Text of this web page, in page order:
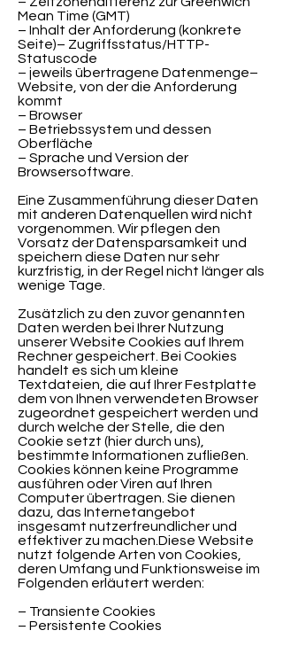
Mean Time (GMT)
– Inhalt der Anforderung (konkrete
Seite)– Zugriffsstatus/HTTP-
Statuscode
– jeweils übertragene Datenmenge–
Website, von der die Anforderung
kommt
– Browser
– Betriebssystem und dessen
Oberfläche
– Sprache und Version der
Browsersoftware.
Eine Zusammenführung dieser Daten
mit anderen Datenquellen wird nicht
vorgenommen. Wir pflegen den
Vorsatz der Datensparsamkeit und
speichern diese Daten nur sehr
kurzfristig, in der Regel nicht länger als
wenige Tage.
Zusätzlich zu den zuvor genannten
Daten werden bei Ihrer Nutzung
unserer Website Cookies auf Ihrem
Rechner gespeichert. Bei Cookies
handelt es sich um kleine
Textdateien, die auf Ihrer Festplatte
dem von Ihnen verwendeten Browser
zugeordnet gespeichert werden und
durch welche der Stelle, die den
Cookie setzt (hier durch uns),
bestimmte Informationen zufließen.
Cookies können keine Programme
ausführen oder Viren auf Ihren
Computer übertragen. Sie dienen
dazu, das Internetangebot
insgesamt nutzerfreundlicher und
effektiver zu machen.Diese Website
nutzt folgende Arten von Cookies,
deren Umfang und Funktionsweise im
Folgenden erläutert werden:
– Transiente Cookies
– Persistente Cookies